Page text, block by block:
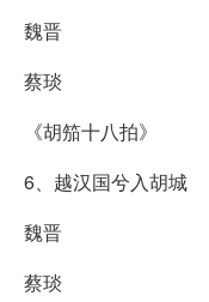
魏晋
蔡琰
《胡笳十八拍》
6、越汉国兮入胡城
魏晋
蔡琰